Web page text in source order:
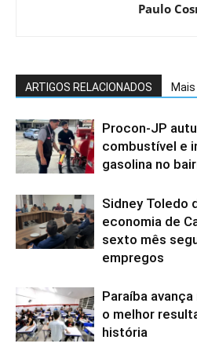
Paulo
ARTIGOS RELACIONADOS
Procon-JP
combustível e
gasolina no
Sidney Toledo
economia de
sexto mês
empregos
Paraíba
o melhor
história